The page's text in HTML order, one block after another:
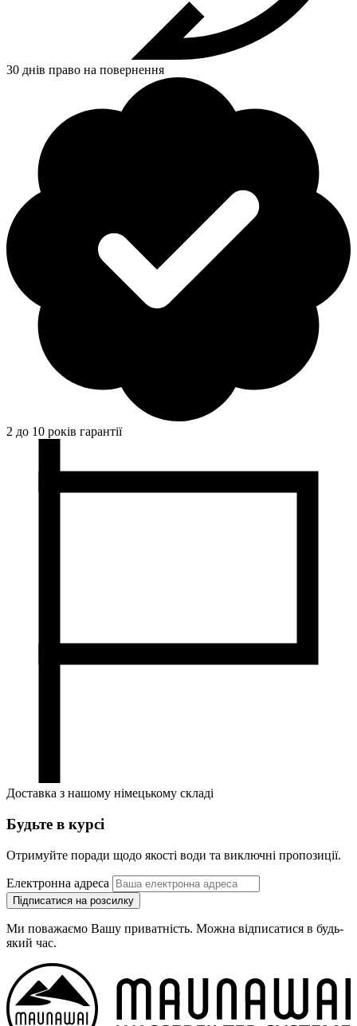
30 днів право на повернення
2 до 10 років гарантії
Доставка з нашому німецькому складі
Будьте в курсі
Отримуйте поради щодо якості води та виключні пропозиції.
Електронна адреса
Підписатися на розсилку
Ми поважаємо Вашу приватність. Можна відписатися в будь-
який час.